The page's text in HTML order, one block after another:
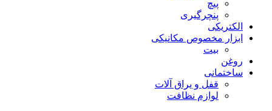
پیچ
پنچرگیری
الکتریکی
ابزار مخصوص مکانیکی
بیت
روغن
ساختمانی
قفل و یراق آلات
لوازم نظافت